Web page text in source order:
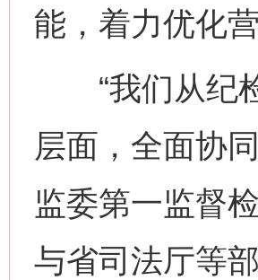
能，着力优化
“我们从纪检
层面，全面协
监委第一监督
与省司法厅等